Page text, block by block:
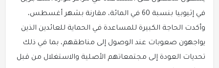
في إثيوبيا بنسبة 60 في المائة، مقارنة بشهر أغسطس،
وأكدت الحاجة الكبيرة للمساعدة في الحماية للعائدين الذين
يواجهون صعوبات عند الوصول إلى مناطقهم، بما في ذلك
تحديات العودة إلى مجتمعاتهم الأصلية والاستغلال من قبل